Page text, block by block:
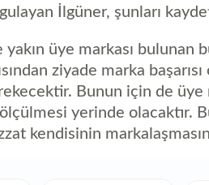
İlgüner, şunları
üye markası bulunan
ziyade marka
Bunun için de üye
yerinde olacaktır.
kendisinin